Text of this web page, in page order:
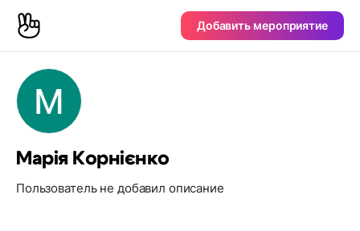
Добавить мероприятие
Марія Корнієнко
Пользователь не добавил описание